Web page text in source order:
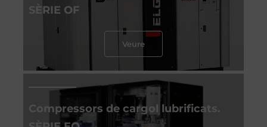
SÈRIE OF
Veure
Compressors de cargol lubrificats.